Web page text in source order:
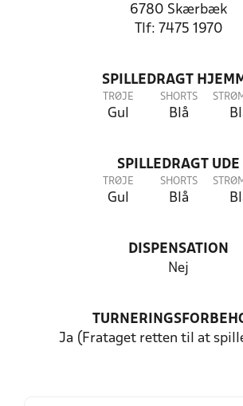
6780 Skærbæk
Tlf: 7475 1970
SPILLEDRAGT
TRØJE
Gul
SHORTS
Blå
SPILLEDRAGT UDE
TRØJE
Gul
SHORTS
Blå
DISPENSATION
Nej
Ja (Frataget retten til at